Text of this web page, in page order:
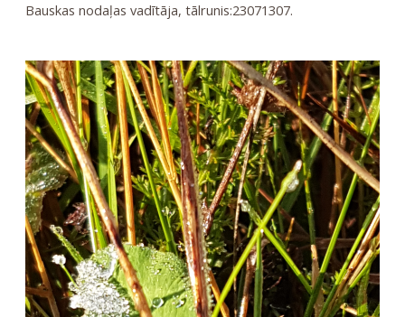
Bauskas nodaļas vadītāja, tālrunis:23071307.